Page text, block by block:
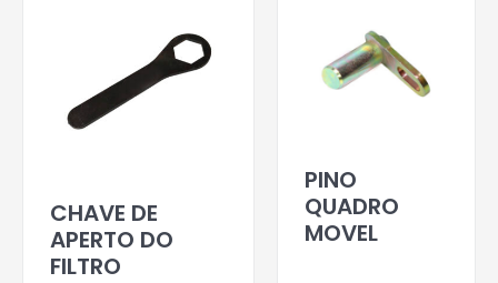
CHAVE DE
APERTO DO
FILTRO
PINO
QUADRO
MOVEL